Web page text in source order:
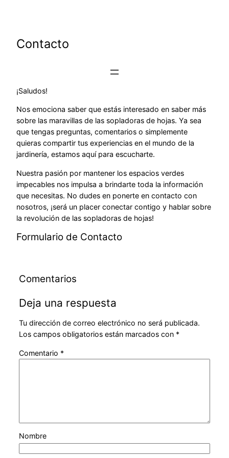
Contacto
¡Saludos!
Nos emociona saber que estás interesado en saber más
sobre las maravillas de las sopladoras de hojas. Ya sea
que tengas preguntas, comentarios o simplemente
quieras compartir tus experiencias en el mundo de la
jardinería, estamos aquí para escucharte.
Nuestra pasión por mantener los espacios verdes
impecables nos impulsa a brindarte toda la información
que necesitas. No dudes en ponerte en contacto con
nosotros, ¡será un placer conectar contigo y hablar sobre
la revolución de las sopladoras de hojas!
Formulario de Contacto
Comentarios
Deja una respuesta
Tu dirección de correo electrónico no será publicada.
Los campos obligatorios están marcados con *
Comentario *
Nombre